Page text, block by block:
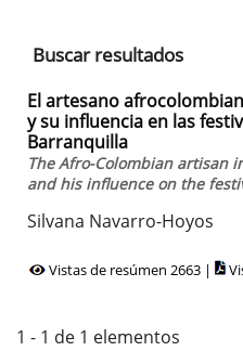
Buscar resultados
El artesano
y su influencia en las
Barranquilla
The Afro-Colombian artisan
and his influence on the
Silvana Navarro-Hoyos
Vistas de resúmen 2663 |
1 - 1 de 1 elementos